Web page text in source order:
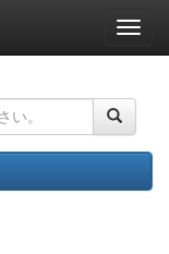
ナ
ビ
ー
ョ
ン